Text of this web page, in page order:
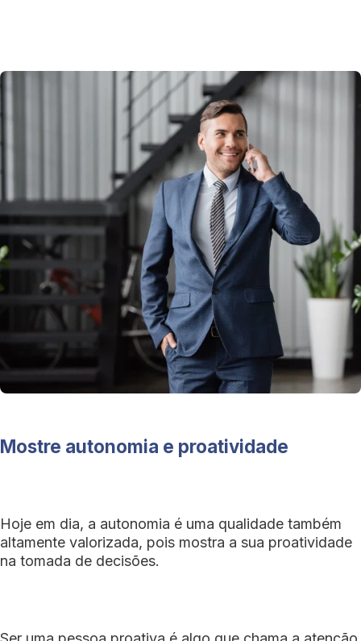
Mostre autonomia e proatividade
Hoje em dia, a autonomia é uma qualidade também
altamente valorizada, pois mostra a sua proatividade
na tomada de decisões.